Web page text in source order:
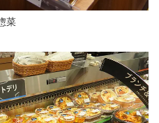
菜